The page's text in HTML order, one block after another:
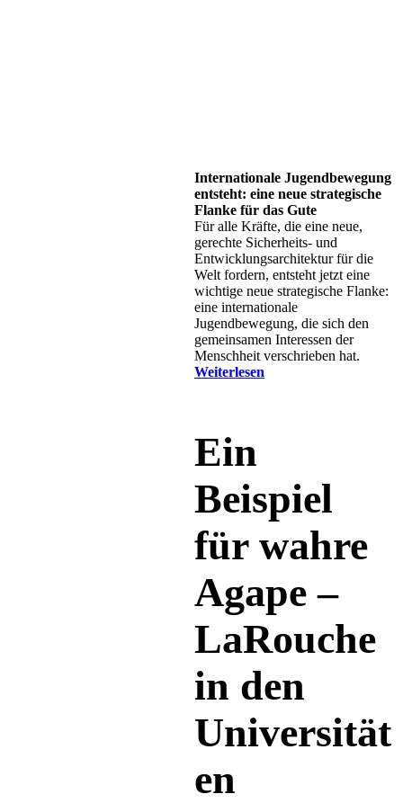
Internationale Jugendbewegung
entsteht: eine neue strategische
Flanke für das Gute
Für alle Kräfte, die eine neue,
gerechte Sicherheits- und
Entwicklungsarchitektur für die
Welt fordern, entsteht jetzt eine
wichtige neue strategische Flanke:
eine internationale
Jugendbewegung, die sich den
gemeinsamen Interessen der
Menschheit verschrieben hat.
Weiterlesen
Ein
Beispiel
für wahre
Agape –
LaRouche
in den
Universität
en